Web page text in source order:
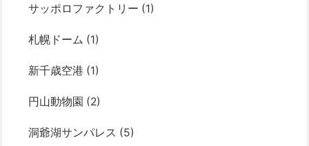
サッポロファクトリー (1)
札幌ドーム (1)
新千歳空港 (1)
円山動物園 (2)
洞爺湖サンパレス (5)